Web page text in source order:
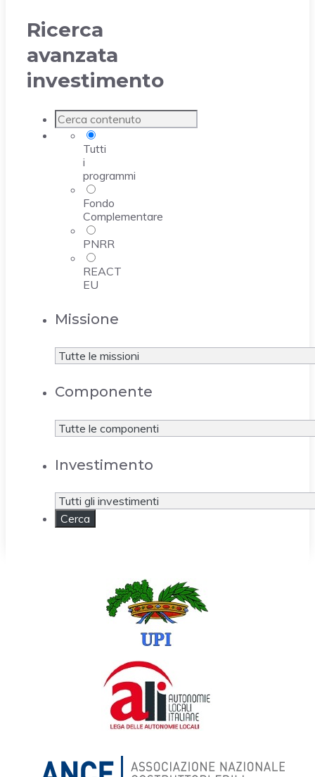
Ricerca
avanzata
investimento
Tutti
i
programmi
Fondo
Complementare
PNRR
REACT
EU
Missione
Componente
Investimento